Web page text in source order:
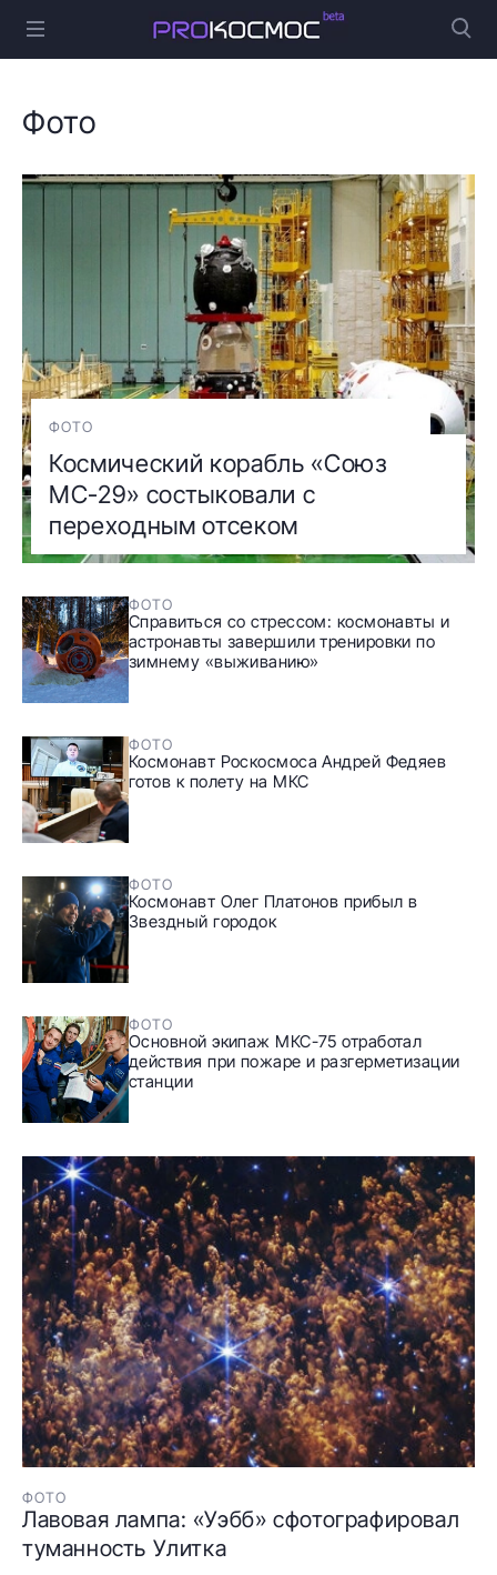
Фото
ФОТО
Космический корабль «Союз
МС-29» состыковали с
переходным отсеком
ФОТО
Справиться со стрессом: космонавты и
астронавты завершили тренировки по
зимнему «выживанию»
ФОТО
Космонавт Роскосмоса Андрей Федяев
готов к полету на МКС
ФОТО
Космонавт Олег Платонов прибыл в
Звездный городок
ФОТО
Основной экипаж МКС-75 отработал
действия при пожаре и разгерметизации
станции
ФОТО
Лавовая лампа: «Уэбб» сфотографировал
туманность Улитка